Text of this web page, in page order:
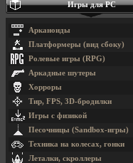
Игры для PC
Арканоиды
Платформеры (вид сбоку)
Ролевые игры (RPG)
Аркадные шутеры
Хорроры
Тир, FPS, 3D-бродилки
Игры с физикой
Песочницы (Sandbox-игры)
Техника на колесах, гонки
Леталки, скроллеры